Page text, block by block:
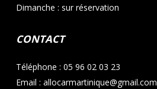
Dimanche : sur réservation
CONTACT
Téléphone : 05 96 02 03 23
Email : allocarmartinique@gmail.com